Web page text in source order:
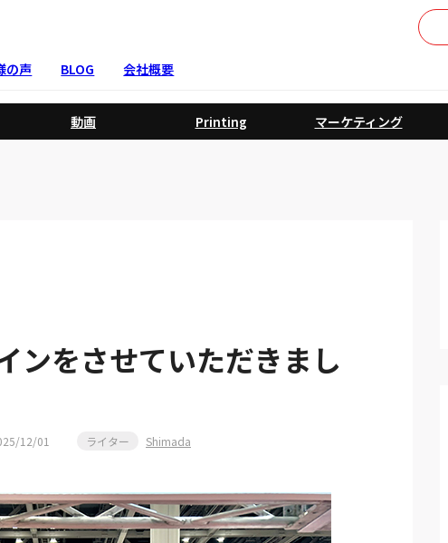
の声 BLOG 会社概要
動画 Printing マーケティング
ンをさせていただきまし
12/01 ライター Shimada